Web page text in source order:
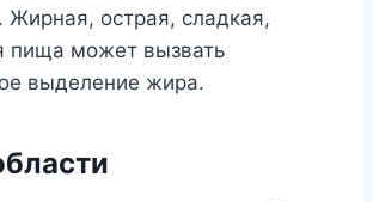
Жирная, острая, сладкая,
пища может вызвать
выделение жира.